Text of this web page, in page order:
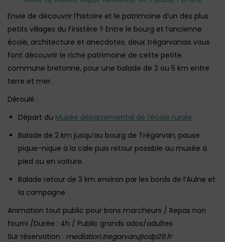
Envie de découvrir l’histoire et le patrimoine d’un des plus
petits villages du Finistère ? Entre le bourg et l’ancienne
école, architecture et anecdotes, deux trégarvanais vous
font découvrir le riche patrimoine de cette petite
commune bretonne, pour une balade de 2 ou 5 km entre
terre et mer.
Déroulé :
Départ du Musée départemental de l’école rurale
Balade de 2 km jusqu’au bourg de Trégarvan, pause
pique-nique à la cale puis retour possible au musée à
pied ou en voiture.
Balade retour de 3 km environ par les bords de l’Aulne et
la campagne
Animation tout public pour bons marcheurs / Repas non
fourni /Durée : 4h / Public grands ados/adultes
Sur réservation : mediation.tregarvan@cdp29.fr